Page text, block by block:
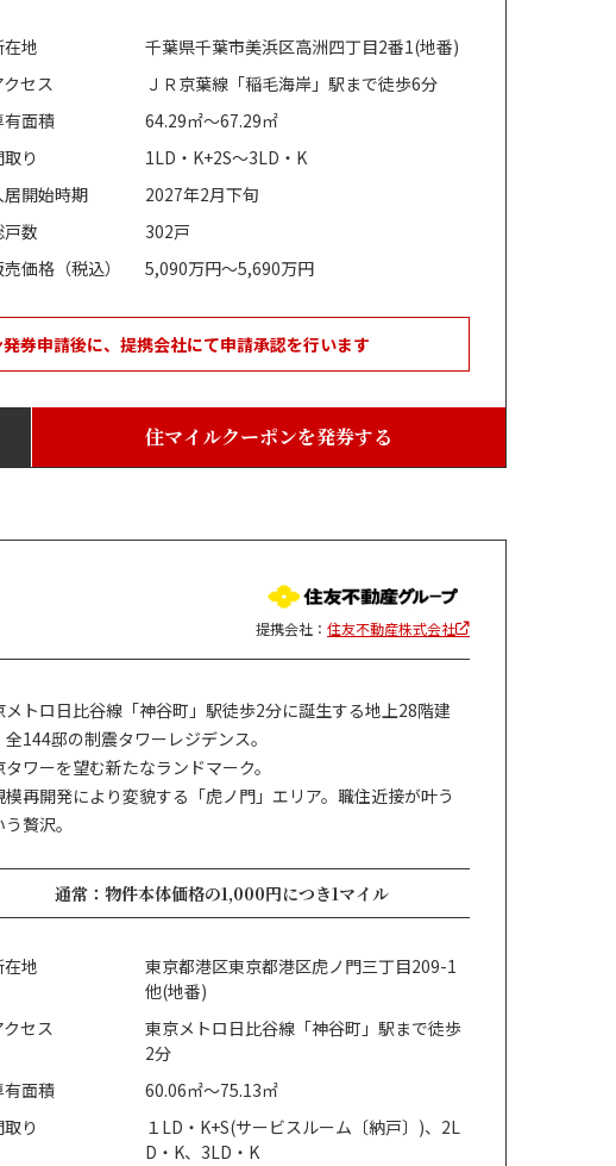
在地
千葉県千葉市美浜区高洲四丁目2番1(地番)
クセス
ＪＲ京葉線「稲毛海岸」駅まで徒歩6分
有面積
64.29㎡～67.29㎡
取り
1LD・K+2S～3LD・K
居開始時期
2027年2月下旬
戸数
302戸
売価格（税込）
5,090万円～5,690万円
券申請後に、提携会社にて申請承認を行います
住マイルクーポンを発券する
提携会社： 住友不動産株式会社
メトロ日比谷線「神谷町」駅徒歩2分に誕生する地上28階建
全144邸の制震タワーレジデンス。
タワーを望む新たなランドマーク。
模再開発により変貌する「虎ノ門」エリア。職住近接が叶う
贅沢。
通常：物件本体価格の1,000円につき1マイル
在地
東京都港区東京都港区虎ノ門三丁目209-1
他(地番)
クセス
東京メトロ日比谷線「神谷町」駅まで徒歩
2分
有面積
60.06㎡～75.13㎡
取り
１LD・K+S(サービスルーム〔納戸〕)、2L
D・K、3LD・K